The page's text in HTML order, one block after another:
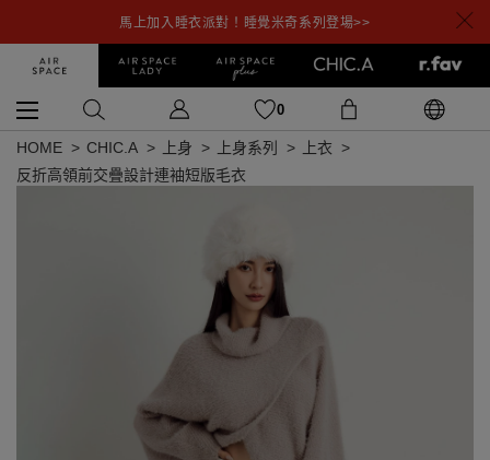
馬上加入睡衣派對！睡覺米奇系列登場>>
0
HOME CHIC.A 上身 上身系列
上衣
反折高領前交疊設計連袖短版毛衣